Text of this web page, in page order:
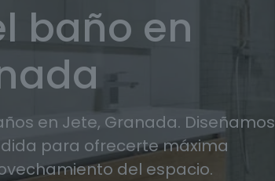
baño en
en Jete, Granada. Diseñamos
para ofrecerte máxima
del espacio.